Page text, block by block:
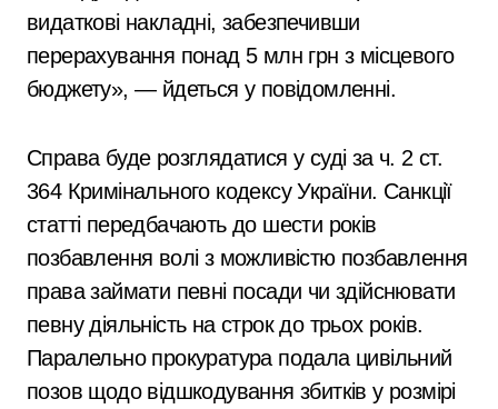
видаткові накладні, забезпечивши
перерахування понад 5 млн грн з місцевого
бюджету», — йдеться у повідомленні.
Справа буде розглядатися у суді за ч. 2 ст.
364 Кримінального кодексу України. Санкції
статті передбачають до шести років
позбавлення волі з можливістю позбавлення
права займати певні посади чи здійснювати
певну діяльність на строк до трьох років.
Паралельно прокуратура подала цивільний
позов щодо відшкодування збитків у розмірі